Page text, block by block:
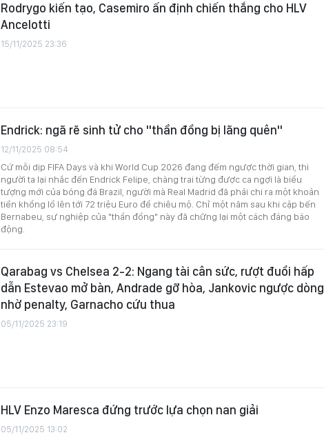
Rodrygo kiến tạo, Casemiro ấn định chiến thắng cho HLV
Ancelotti
15/11/2025 23:36
Endrick: ngã rẽ sinh tử cho "thần đồng bị lãng quên"
12/11/2025 08:54
Cứ mỗi dịp FIFA Days và khi World Cup 2026 đang đếm ngược thời gian, thì
người ta lại nhắc đến Endrick Felipe, chàng trai từng được ca ngợi là biểu
tượng mới của bóng đá Brazil, người mà Real Madrid đã phải chi ra một khoản
tiền khổng lồ lên tới 72 triệu Euro để chiêu mộ. Chỉ một năm sau khi cập bến
Bernabeu, sự nghiệp của "thần đồng" này đã chững lại một cách đáng báo
động.
Qarabag vs Chelsea 2-2: Ngang tài cân sức, rượt đuổi hấp
dẫn Estevao mở bàn, Andrade gỡ hòa, Jankovic ngược dòng
nhờ penalty, Garnacho cứu thua
05/11/2025 23:19
HLV Enzo Maresca đứng trước lựa chọn nan giải
05/11/2025 13:02